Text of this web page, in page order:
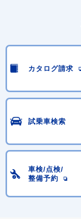
カタログ請求
試乗車検索
車検/点検/
整備予約